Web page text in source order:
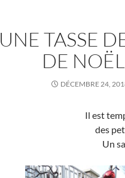
UNE TASSE
DE
DÉCEMBRE 24,
Il est
des
Un